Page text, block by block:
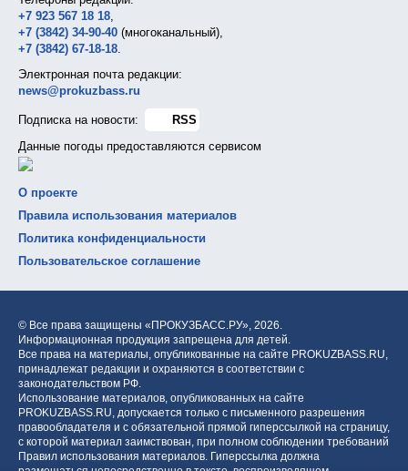
+7 923 567 18 18,
+7 (3842) 34-90-40 (многоканальный),
+7 (3842) 67-18-18.
Электронная почта редакции:
news@prokuzbass.ru
Подписка на новости:
RSS
Данные погоды предоставляются сервисом
О проекте
Правила использования материалов
Политика конфиденциальности
Пользовательское соглашение
© Все права защищены «ПРОКУЗБАСС.РУ», 2026.
Информационная продукция запрещена для детей.
Все права на материалы, опубликованные на сайте PROKUZBASS.RU,
принадлежат редакции и охраняются в соответствии с
законодательством РФ.
Использование материалов, опубликованных на сайте
PROKUZBASS.RU, допускается только с письменного разрешения
правообладателя и с обязательной прямой гиперссылкой на страницу,
с которой материал заимствован, при полном соблюдении требований
Правил использования материалов. Гиперссылка должна